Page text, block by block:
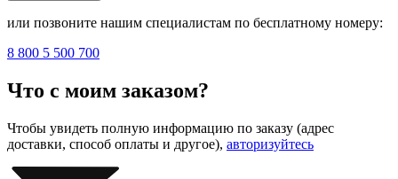
или позвоните нашим специалистам по бесплатному номеру:
8 800 5 500 700
Что с моим заказом?
Чтобы увидеть полную информацию по заказу (адрес
доставки, способ оплаты и другое), авторизуйтесь